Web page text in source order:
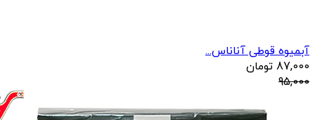
آبمیوه قوطی آناناس...
87,000 تومان
95,000